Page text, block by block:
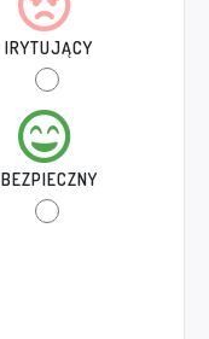
IRYTUJĄCY
BEZPIECZNY